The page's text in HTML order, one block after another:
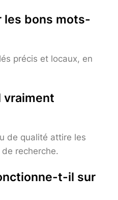
les bons mots-
précis et locaux, en
vraiment
de qualité attire les
recherche.
t-il sur